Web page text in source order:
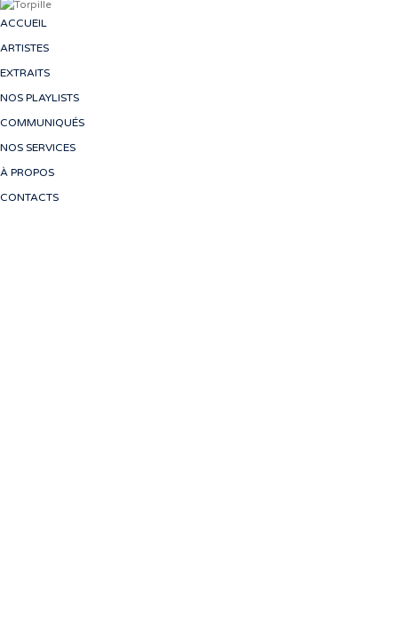
ACCUEIL
ARTISTES
EXTRAITS
NOS PLAYLISTS
COMMUNIQUÉS
NOS SERVICES
À PROPOS
CONTACTS